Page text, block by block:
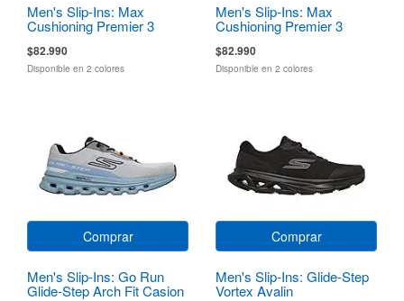
Men's Slip-Ins: Max
Cushioning Premier 3
$82.990
Disponible en 2 colores
Men's Slip-Ins: Max
Cushioning Premier 3
$82.990
Disponible en 2 colores
Comprar
Men's Slip-Ins: Go Run
Glide-Step Arch Fit Casion
Comprar
Men's Slip-Ins: Glide-Step
Vortex Avalin